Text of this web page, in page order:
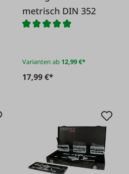
metrisch DIN 352
Varianten ab 12,99 €*
17,99 €*